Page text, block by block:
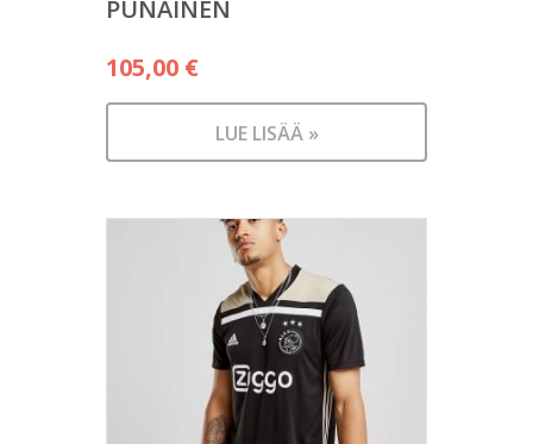
PUNAINEN
105,00 €
LUE LISÄÄ »